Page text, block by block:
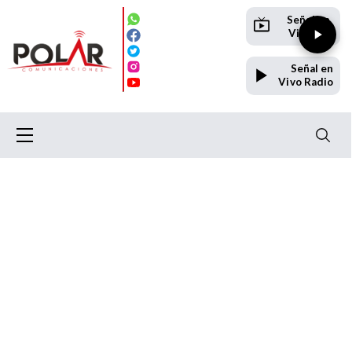
Señal en
Vivo TV
Señal en
Vivo Radio